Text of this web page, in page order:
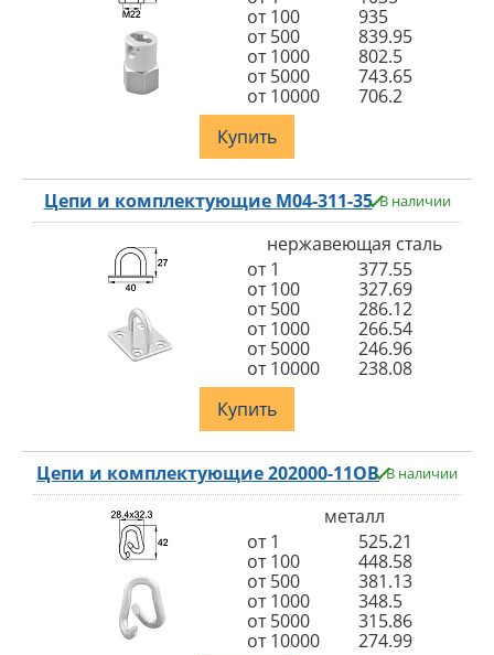
от 100
935
от 500
839.95
от 1000
802.5
от 5000
743.65
от 10000
706.2
Купить
Цепи и комплектующие M04-311-35 В наличии
нержавеющая сталь
от 1
377.55
от 100
327.69
от 500
286.12
от 1000
266.54
от 5000
246.96
от 10000
238.08
Купить
Цепи и комплектующие 202000-11OB В наличии
металл
от 1
525.21
от 100
448.58
от 500
381.13
от 1000
348.5
от 5000
315.86
от 10000
274.99